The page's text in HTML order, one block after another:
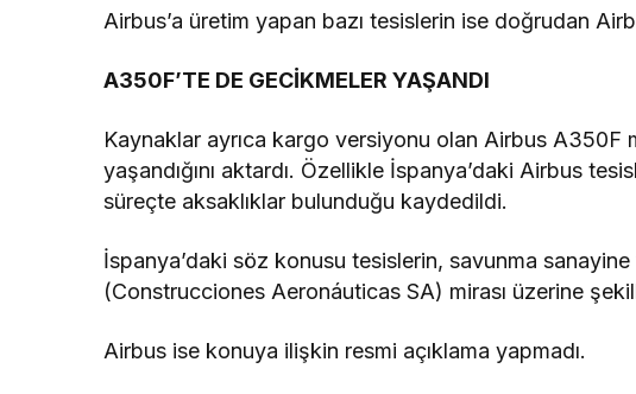
Airbus’a üretim yapan bazı tesislerin ise doğrudan
A350F’TE DE GECİKMELER YAŞANDI
Kaynaklar ayrıca kargo versiyonu olan Airbus A350F
yaşandığını aktardı. Özellikle İspanya’daki Airbus
süreçte aksaklıklar bulunduğu kaydedildi.
İspanya’daki söz konusu tesislerin, savunma
(Construcciones Aeronáuticas SA) mirası üzerine
Airbus ise konuya ilişkin resmi açıklama yapmadı.